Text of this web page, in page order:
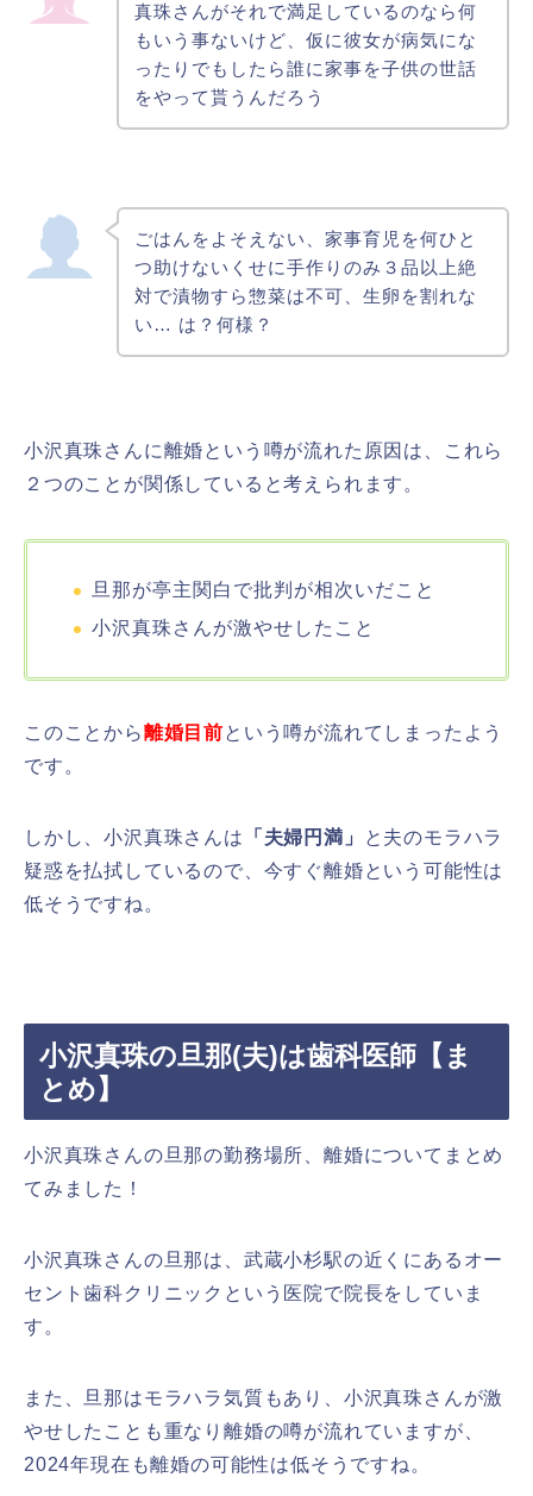
真珠さんがそれで満足しているのなら何
もいう事ないけど、仮に彼女が病気にな
ったりでもしたら誰に家事を子供の世話
をやって貰うんだろう
ごはんをよそえない、家事育児を何ひと
つ助けないくせに手作りのみ３品以上絶
対で漬物すら惣菜は不可、生卵を割れな
い… は？何様？
小沢真珠さんに離婚という噂が流れた原因は、これら
２つのことが関係していると考えられます。
旦那が亭主関白で批判が相次いだこと
小沢真珠さんが激やせしたこと
このことから離婚目前という噂が流れてしまったよう
です。
しかし、小沢真珠さんは 「夫婦円満」
と夫のモラハラ
疑惑を払拭しているので、今すぐ離婚という可能性は
低そうですね。
小沢真珠の旦那(夫)は歯科医師【ま
とめ】
小沢真珠さんの旦那の勤務場所、離婚についてまとめ
てみました！
小沢真珠さんの旦那は、武蔵小杉駅の近くにあるオー
セント歯科クリニックという医院で院長をしていま
す。
また、旦那はモラハラ気質もあり、小沢真珠さんが激
やせしたことも重なり離婚の噂が流れていますが、
2024年現在も離婚の可能性は低そうですね。